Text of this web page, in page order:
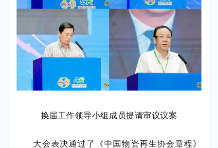
换届工作领导小组成员提请审议议案
大会表决通过了《中国物资再生协会章程》